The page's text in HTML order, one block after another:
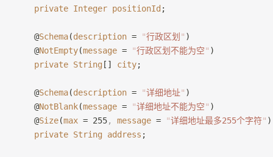
    private
Integer positionId ;
    @
Schema(description = "行政区划 " )
    @
NotEmpty(message = "行政区划不能为空" )
    private
String [] city;
    @
Schema(description = "详细地址" )
    @
NotBlank(message = "详细地址不能为空" )
    @
Size(max = 255, message = "详细地址最多255个字符" )
    private
String address ;